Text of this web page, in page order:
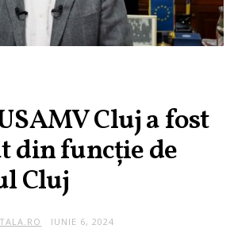
Cluj a fost
din funcție de
Cluj
IUNIE 6, 2024